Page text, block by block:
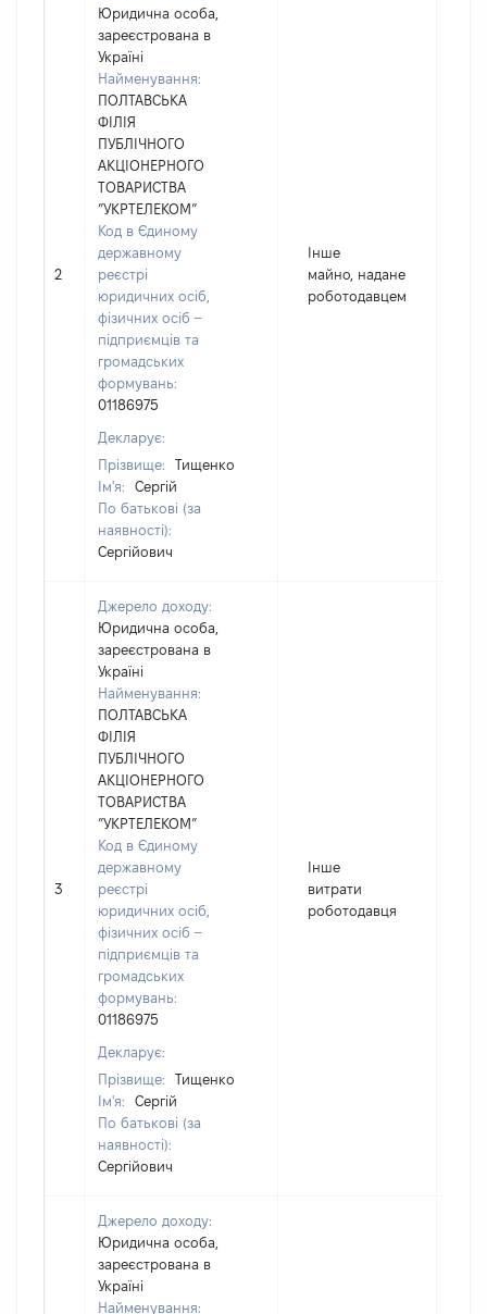
2
Юридична особа,
зареєстрована в
Україні
Найменування:
ПОЛТАВСЬКА
ФІЛІЯ
ПУБЛІЧНОГО
АКЦІОНЕРНОГО
ТОВАРИСТВА
”УКРТЕЛЕКОМ”
Код в Єдиному
державному
реєстрі
юридичних осіб,
фізичних осіб –
підприємців та
громадських
формувань:
01186975
Декларує:
Прізвище:
Тищенко
Ім'я:
Сергій
По батькові (за
наявності):
Сергійович
Інше
майно, надане
роботодавцем
3
Джерело доходу:
Юридична особа,
зареєстрована в
Україні
Найменування:
ПОЛТАВСЬКА
ФІЛІЯ
ПУБЛІЧНОГО
АКЦІОНЕРНОГО
ТОВАРИСТВА
”УКРТЕЛЕКОМ”
Код в Єдиному
державному
реєстрі
юридичних осіб,
фізичних осіб –
підприємців та
громадських
формувань:
01186975
Декларує:
Прізвище:
Тищенко
Ім'я:
Сергій
По батькові (за
наявності):
Сергійович
Інше
витрати
роботодавця
Джерело доходу:
Юридична особа,
зареєстрована в
Україні
Найменування: